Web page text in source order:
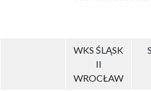
WKS ŚLĄSK
II
WROCŁAW